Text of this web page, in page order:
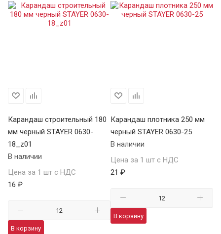
Карандаш строительный 180
мм черный STAYER 0630-
18_z01
В наличии
Цена за 1 шт с НДС
16 ₽
В корзину
Карандаш плотника 250 мм
черный STAYER 0630-25
В наличии
Цена за 1 шт с НДС
21 ₽
В корзину